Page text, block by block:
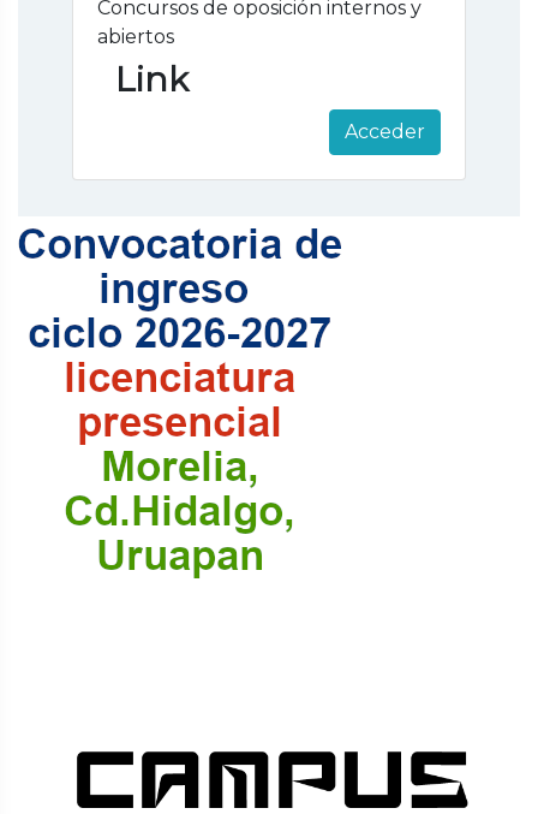
Concursos de oposición internos y
abiertos
Link
Acceder